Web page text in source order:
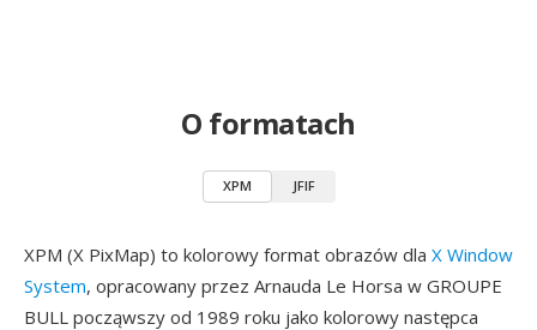
O formatach
XPM JFIF
XPM (X PixMap) to kolorowy format obrazów dla X Window
System, opracowany przez Arnauda Le Horsa w GROUPE
BULL począwszy od 1989 roku jako kolorowy następca